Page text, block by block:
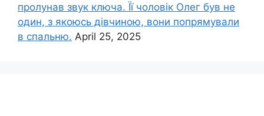
пролунав звук ключа. Її чоловік Олег був не
один, з якоюсь дівчиною, вони попрямували
в спальню. April 25, 2025